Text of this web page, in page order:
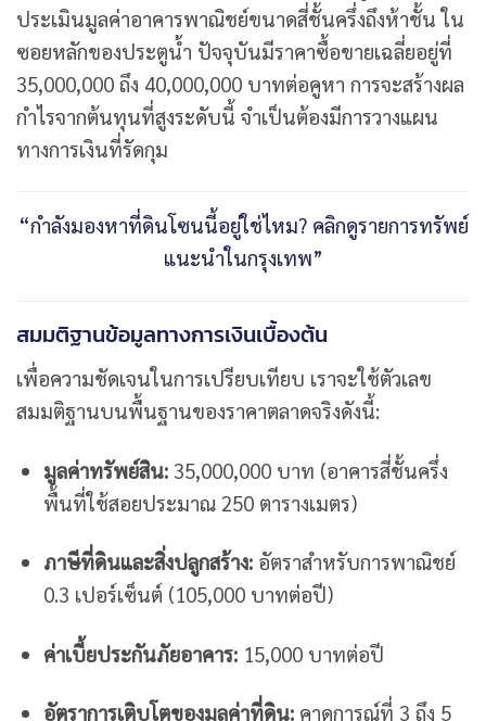
ประเมินมูลค่าอาคารพาณิชย์ขนาดสี่ชั้นครึ่งถึงห้าชั้น ใน
ซอยหลักของประตูน้ำ ปัจจุบันมีราคาซื้อขายเฉลี่ยอยู่ที่
35,000,000 ถึง 40,000,000 บาทต่อคูหา การจะสร้างผล
กำไรจากต้นทุนที่สูงระดับนี้ จำเป็นต้องมีการวางแผน
ทางการเงินที่รัดกุม
“กำลังมองหาที่ดินโซนนี้อยู่ใช่ไหม? คลิกดูรายการทรัพย์
แนะนำในกรุงเทพ”
สมมติฐานข้อมูลทางการเงินเบื้องต้น
เพื่อความชัดเจนในการเปรียบเทียบ เราจะใช้ตัวเลข
สมมติฐานบนพื้นฐานของราคาตลาดจริงดังนี้:
มูลค่าทรัพย์สิน:35,000,000 บาท (อาคารสี่ชั้นครึ่ง
พื้นที่ใช้สอยประมาณ 250 ตารางเมตร)
ภาษีที่ดินและสิ่งปลูกสร้าง:อัตราสำหรับการพาณิชย์
0.3 เปอร์เซ็นต์ (105,000 บาทต่อปี)
ค่าเบี้ยประกันภัยอาคาร:15,000 บาทต่อปี
อัตราการเติบโตของมูลค่าที่ดิน:คาดการณ์ที่ 3 ถึง 5